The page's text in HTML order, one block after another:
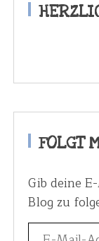
FOLGT
Gib deine
Blog zu